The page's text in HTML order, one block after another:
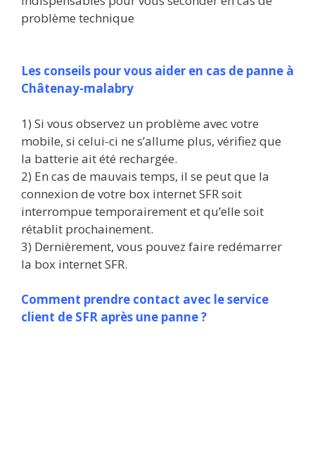
problème technique
Les conseils pour vous aider en cas de panne à
Châtenay-malabry
1) Si vous observez un problème avec votre
mobile, si celui-ci ne s’allume plus, vérifiez que
la batterie ait été rechargée.
2) En cas de mauvais temps, il se peut que la
connexion de votre box internet SFR soit
interrompue temporairement et qu’elle soit
rétablit prochainement.
3) Dernièrement, vous pouvez faire redémarrer
la box internet SFR.
Comment prendre contact avec le service
client de SFR après une panne ?